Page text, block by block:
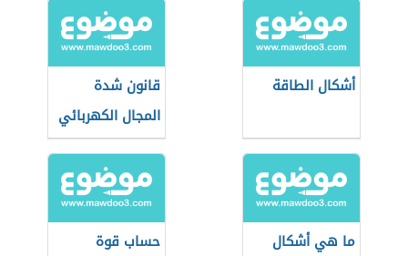
أشكال الطاقة
قانون شدة
المجال الكهربائي
ما هي أشكال
حساب قوة